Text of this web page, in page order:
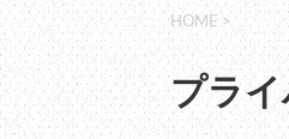
HOME >
プラ